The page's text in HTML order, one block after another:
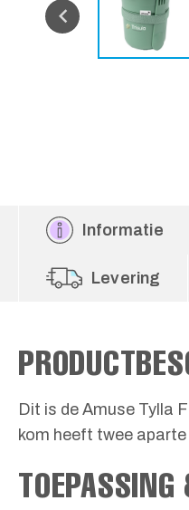
Informatie
Levering
Dit is de Amuse Tylla
kom heeft twee